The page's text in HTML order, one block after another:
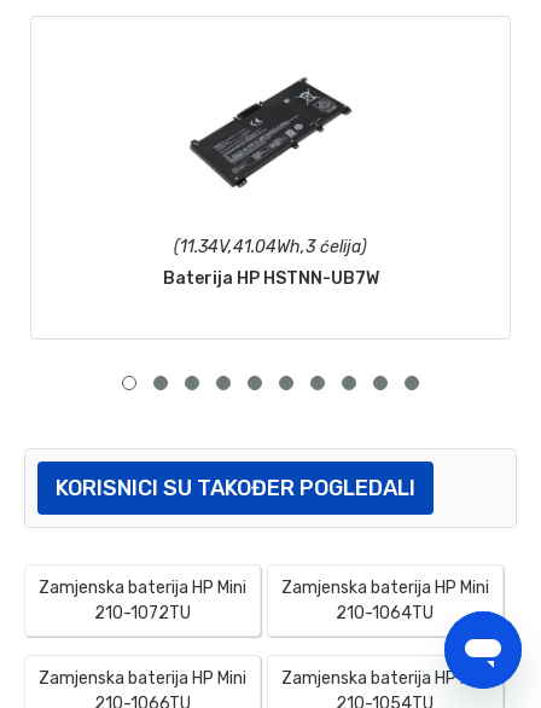
(11.34V,41.04Wh,3 ćelija)
Baterija HP HSTNN-UB7W
KORISNICI SU TAKOĐER POGLEDALI
Zamjenska baterija HP Mini
210-1072TU
Zamjenska baterija HP Mini
210-1064TU
Zamjenska baterija HP Mini
Zamjenska baterija HP Mini